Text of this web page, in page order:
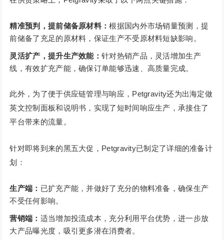
精准预判，提前储备原材料：根据国内外市场销量预测，提
前储备了充足的原材料，保证生产不受原材料短缺影响。
灵活扩产，提升生产效能：针对热销产品，灵活增加生产
线，有效扩充产能，确保订单能够迅速、高质量完成。
此外，为了便于供应链管理与响应，Petgravity还为出海定做
英文控制面板和说明书，实现了短时间响应生产，承接住了
平台带来的流量。
针对即将到来的黑五大促，Petgravity已制定了详细的准备计
划：
生产端： 已扩充产能，并做好了充分的物料准备，确保生产
不受任何影响。
营销端： 适当增加投流成本，充分利用平台优势，进一步放
大产品曝光度，吸引更多潜在消费者。